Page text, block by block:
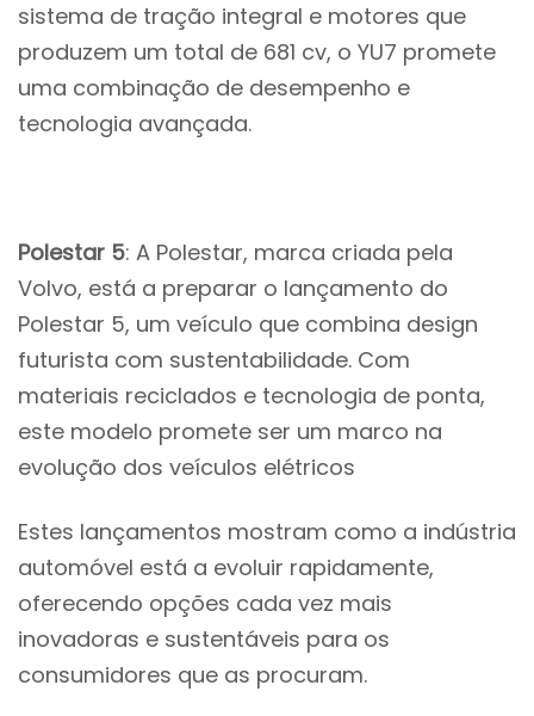
sistema de tração integral e motores que
produzem um total de 681 cv, o YU7 promete
uma combinação de desempenho e
tecnologia avançada.
Polestar 5: A Polestar, marca criada pela
Volvo, está a preparar o lançamento do
Polestar 5, um veículo que combina design
futurista com sustentabilidade. Com
materiais reciclados e tecnologia de ponta,
este modelo promete ser um marco na
evolução dos veículos elétricos
Estes lançamentos mostram como a indústria
automóvel está a evoluir rapidamente,
oferecendo opções cada vez mais
inovadoras e sustentáveis para os
consumidores que as procuram.